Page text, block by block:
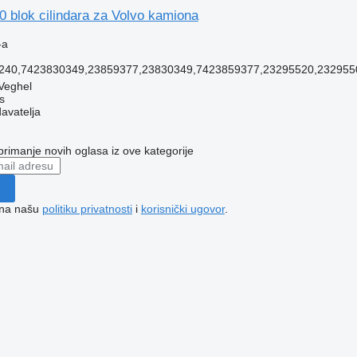
blok cilindara za Volvo kamiona
novih oglasa iz ove kategorije
našu politiku privatnostii korisnički ugovor.